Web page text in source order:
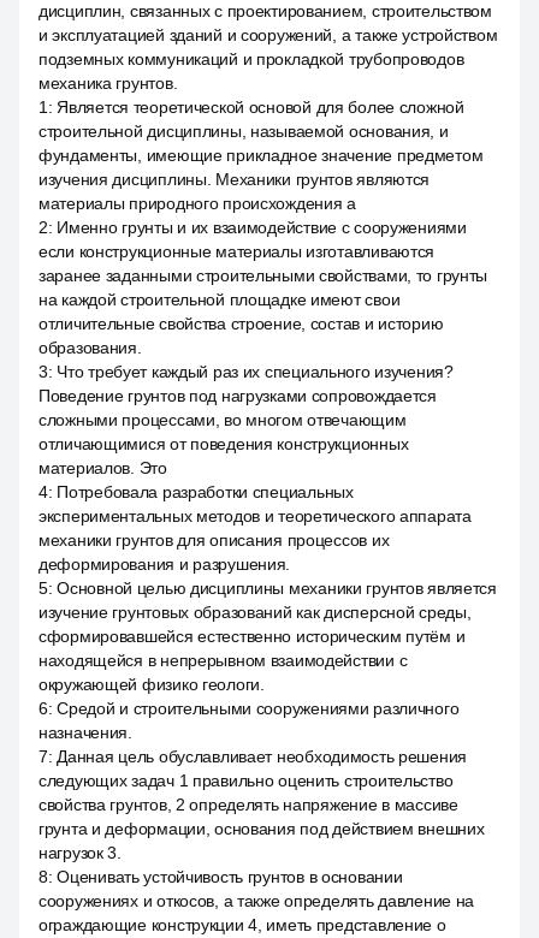
дисциплин, связанных с проектированием, строительством
и эксплуатацией зданий и сооружений, а также устройством
подземных коммуникаций и прокладкой трубопроводов
механика грунтов.
1 : Является теоретической основой для более сложной
строительной дисциплины, называемой основания, и
фундаменты, имеющие прикладное значение предметом
изучения дисциплины. Механики грунтов являются
материалы природного происхождения а
2: Именно грунты и их взаимодействие с сооружениями
если конструкционные материалы изготавливаются
заранее заданными строительными свойствами, то грунты
на каждой строительной площадке имеют свои
отличительные свойства строение, состав и историю
образования.
3: Что требует каждый раз их специального изучения?
Поведение грунтов под нагрузками сопровождается
сложными процессами, во многом отвечающим
отличающимися от поведения конструкционных
материалов. Это
4: Потребовала разработки специальных
экспериментальных методов и теоретического аппарата
механики грунтов для описания процессов их
деформирования и разрушения.
5:Основной целью дисциплины механики грунтов является
изучение грунтовых образований как дисперсной среды,
сформировавшейся естественно историческим путём и
находящейся в непрерывном взаимодействии с
окружающей физико геологи.
6:Средой и строительными сооружениями различного
назначения.
7: Данная цель обуславливает необходимость решения
следующих задач 1 правильно оценить строительство
свойства грунтов, 2 определять напряжение в массиве
грунта и деформации, основания под действием внешних
нагрузок 3.
8:Оценивать устойчивость грунтов в основании
сооружениях и откосов, а также определять давление на
ограждающие конструкции 4, иметь представление о